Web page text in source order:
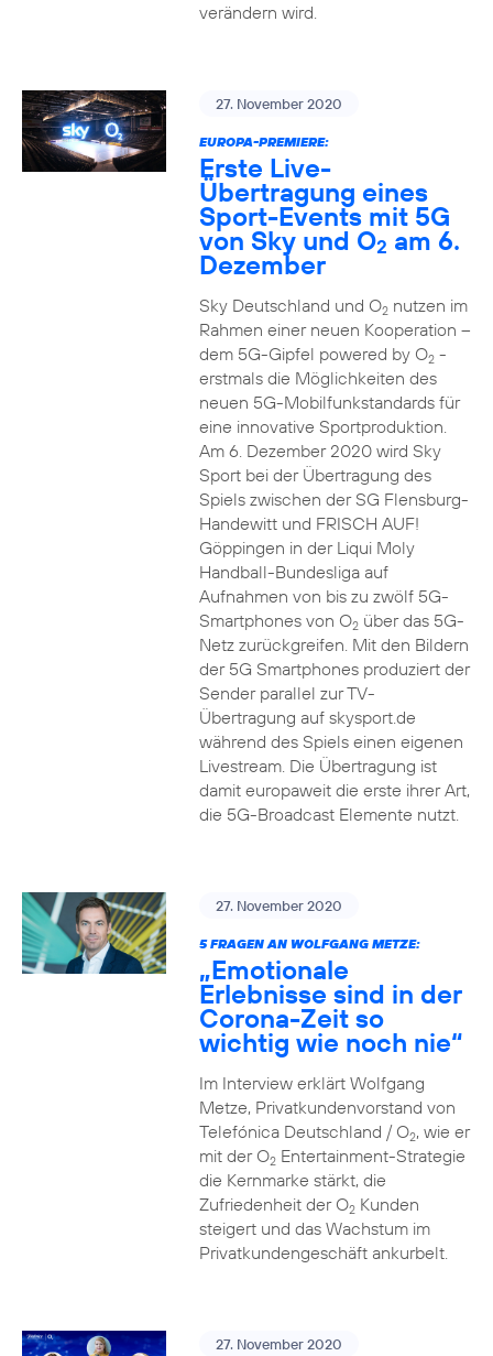
verändern wird.
27. November 2020
EUROPA-PREMIERE:
Erste Live-
Übertragung eines
Sport-Events mit 5G
von Sky und O2 am 6.
Dezember
Sky Deutschland und O2nutzen im
Rahmen einer neuen Kooperation –
dem 5G-Gipfel powered by O2-
erstmals die Möglichkeiten des
neuen 5G-Mobilfunkstandards für
eine innovative Sportproduktion.
Am 6. Dezember 2020 wird Sky
Sport bei der Übertragung des
Spiels zwischen der SG Flensburg-
Handewitt und FRISCH AUF!
Göppingen in der Liqui Moly
Handball-Bundesliga auf
Aufnahmen von bis zu zwölf 5G-
Smartphones von O2über das 5G-
Netz zurückgreifen. Mit den Bildern
der 5G Smartphones produziert der
Sender parallel zur TV-
Übertragung auf skysport.de
während des Spiels einen eigenen
Livestream. Die Übertragung ist
damit europaweit die erste ihrer Art,
die 5G-Broadcast Elemente nutzt.
27. November 2020
5 FRAGEN AN WOLFGANG METZE:
„Emotionale
Erlebnisse sind in der
Corona-Zeit so
wichtig wie noch nie“
Im Interview erklärt Wolfgang
Metze, Privatkundenvorstand von
Telefónica Deutschland / O2, wie er
mit der O2Entertainment-Strategie
die Kernmarke stärkt, die
Zufriedenheit der O2Kunden
steigert und das Wachstum im
Privatkundengeschäft ankurbelt.
27. November 2020